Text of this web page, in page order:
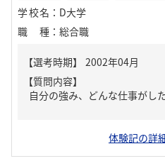
学校名 ： D大学
職種 ： 総合職
【質問内容】
自分の強み、どんな仕事がし
体験記の詳